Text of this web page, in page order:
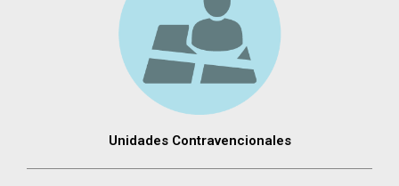
Unidades Contravencionales